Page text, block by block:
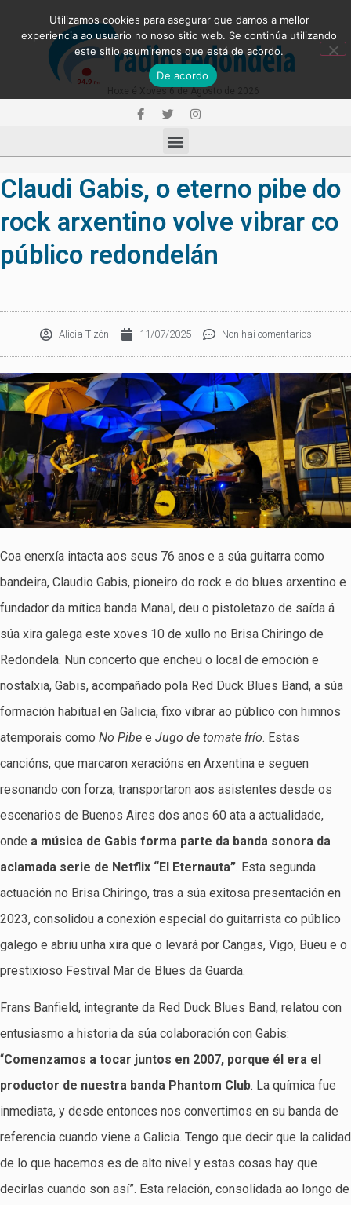
Claudi Gabis, o eterno pibe do
rock arxentino volve vibrar co
público redondelán
Alicia Tizón 11/07/2025 Non hai comentarios
Coa enerxía intacta aos seus 76 anos e a súa guitarra como
bandeira, Claudio Gabis, pioneiro do rock e do blues arxentino e
fundador da mítica banda Manal, deu o pistoletazo de saída á
súa xira galega este xoves 10 de xullo no Brisa Chiringo de
Redondela. Nun concerto que encheu o local de emoción e
nostalxia, Gabis, acompañado pola Red Duck Blues Band, a súa
formación habitual en Galicia, fixo vibrar ao público con himnos
atemporais como No Pibe e Jugo de tomate frío. Estas
cancións, que marcaron xeracións en Arxentina e seguen
resonando con forza, transportaron aos asistentes desde os
escenarios de Buenos Aires dos anos 60 ata a actualidade,
onde a música de Gabis forma parte da banda sonora da
aclamada serie de Netflix “El Eternauta”. Esta segunda
actuación no Brisa Chiringo, tras a súa exitosa presentación en
2023, consolidou a conexión especial do guitarrista co público
galego e abriu unha xira que o levará por Cangas, Vigo, Bueu e o
prestixioso Festival Mar de Blues da Guarda.
Frans Banfield, integrante da Red Duck Blues Band, relatou con
entusiasmo a historia da súa colaboración con Gabis:
“Comenzamos a tocar juntos en 2007, porque él era el
productor de nuestra banda Phantom Club. La química fue
inmediata, y desde entonces nos convertimos en su banda de
referencia cuando viene a Galicia. Tengo que decir que la calidad
de lo que hacemos es de alto nivel y estas cosas hay que
decirlas cuando son así”. Esta relación, consolidada ao longo de
Utilizamos cookies para asegurar que damos a mellor
experiencia ao usuario no noso sitio web. Se continúa utilizando
este sitio asumiremos que está de acordo.
De acordo